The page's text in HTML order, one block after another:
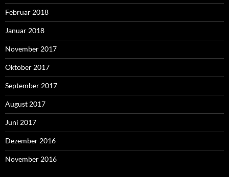
Februar 2018
Januar 2018
November 2017
Oktober 2017
September 2017
August 2017
Juni 2017
Dezember 2016
November 2016